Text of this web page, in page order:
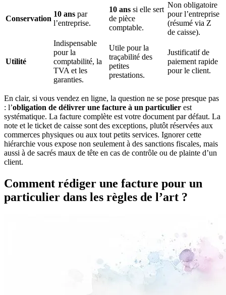
Conservation
10 ans par
l’entreprise.
10 ans si elle sert
de pièce
comptable.
Non obligatoire
pour l’entreprise
(résumé via Z
de caisse).
Utilité
Indispensable
pour la
comptabilité, la
TVA et les
garanties.
Utile pour la
traçabilité des
petites
prestations.
Justificatif de
paiement rapide
pour le client.
En clair, si vous vendez en ligne, la question ne se pose presque pas
: l’obligation de délivrer une facture à un particulier est
systématique. La facture complète est votre document par défaut. La
note et le ticket de caisse sont des exceptions, plutôt réservées aux
commerces physiques ou aux tout petits services. Ignorer cette
hiérarchie vous expose non seulement à des sanctions fiscales, mais
aussi à de sacrés maux de tête en cas de contrôle ou de plainte d’un
client.
Comment rédiger une facture pour un
particulier dans les règles de l’art ?